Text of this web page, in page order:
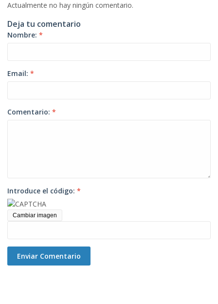
Actualmente no hay ningún comentario.
Deja tu comentario
Nombre: *
Email: *
Comentario: *
Introduce el código: *
Cambiar imagen
Enviar Comentario